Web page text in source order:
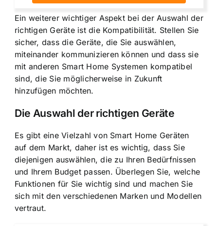
Ein weiterer wichtiger Aspekt bei der Auswahl der
richtigen Geräte ist die Kompatibilität. Stellen Sie
sicher, dass die Geräte, die Sie auswählen,
miteinander kommunizieren können und dass sie
mit anderen Smart Home Systemen kompatibel
sind, die Sie möglicherweise in Zukunft
hinzufügen möchten.
Die Auswahl der richtigen Geräte
Es gibt eine Vielzahl von Smart Home Geräten
auf dem Markt, daher ist es wichtig, dass Sie
diejenigen auswählen, die zu Ihren Bedürfnissen
und Ihrem Budget passen. Überlegen Sie, welche
Funktionen für Sie wichtig sind und machen Sie
sich mit den verschiedenen Marken und Modellen
vertraut.